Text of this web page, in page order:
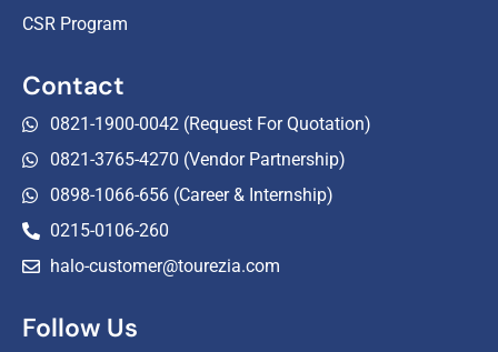
CSR Program
Contact
0821-1900-0042 (Request For Quotation)
0821-3765-4270 (Vendor Partnership)
0898-1066-656 (Career & Internship)
0215-0106-260
halo-customer@tourezia.com
Follow Us